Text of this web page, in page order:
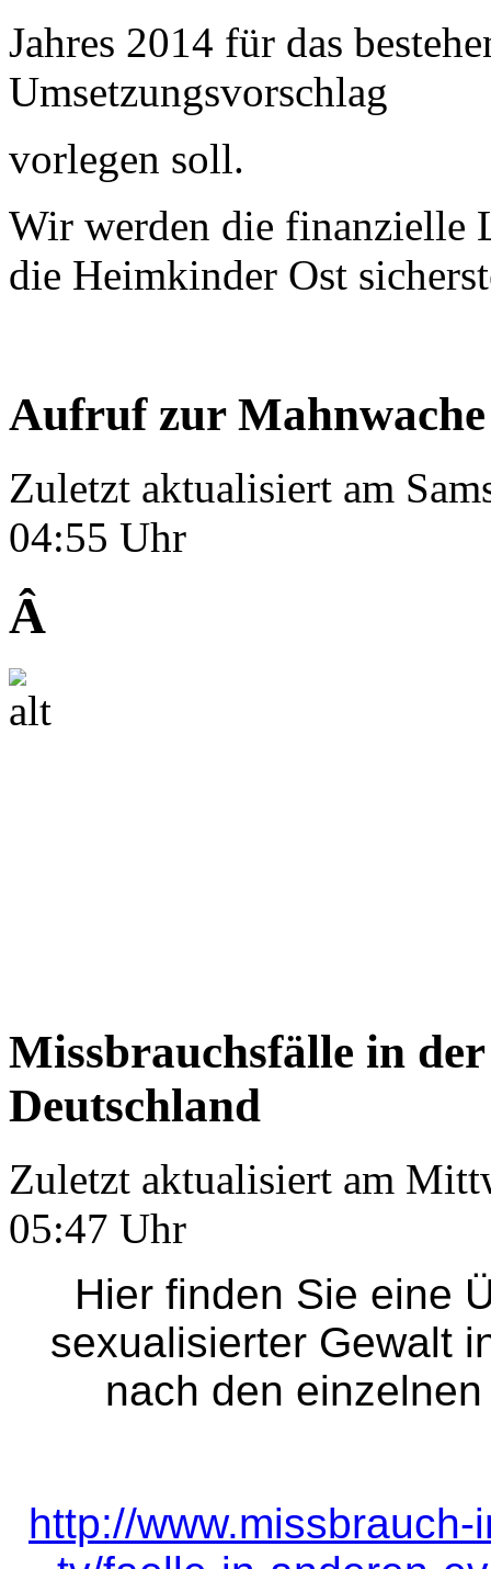
Jahres 2014 für das
Umsetzungsvorschlag
vorlegen soll.
Wir werden die finanzielle
die Heimkinder Ost
Aufruf zur Mahnwache
Zuletzt aktualisiert am
04:55 Uhr
Â
Missbrauchsfälle in
Deutschland
Zuletzt aktualisiert am
05:47 Uhr
Hier finden Sie eine
sexualisierter Gewalt
nach den
http://